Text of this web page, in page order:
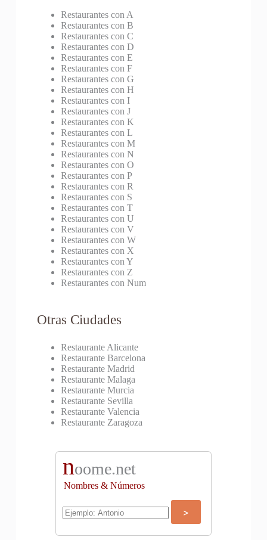
Restaurantes con A
Restaurantes con B
Restaurantes con C
Restaurantes con D
Restaurantes con E
Restaurantes con F
Restaurantes con G
Restaurantes con H
Restaurantes con I
Restaurantes con J
Restaurantes con K
Restaurantes con L
Restaurantes con M
Restaurantes con N
Restaurantes con O
Restaurantes con P
Restaurantes con R
Restaurantes con S
Restaurantes con T
Restaurantes con U
Restaurantes con V
Restaurantes con W
Restaurantes con X
Restaurantes con Y
Restaurantes con Z
Restaurantes con Num
Otras Ciudades
Restaurante Alicante
Restaurante Barcelona
Restaurante Madrid
Restaurante Malaga
Restaurante Murcia
Restaurante Sevilla
Restaurante Valencia
Restaurante Zaragoza
noome.net
Nombres & Números